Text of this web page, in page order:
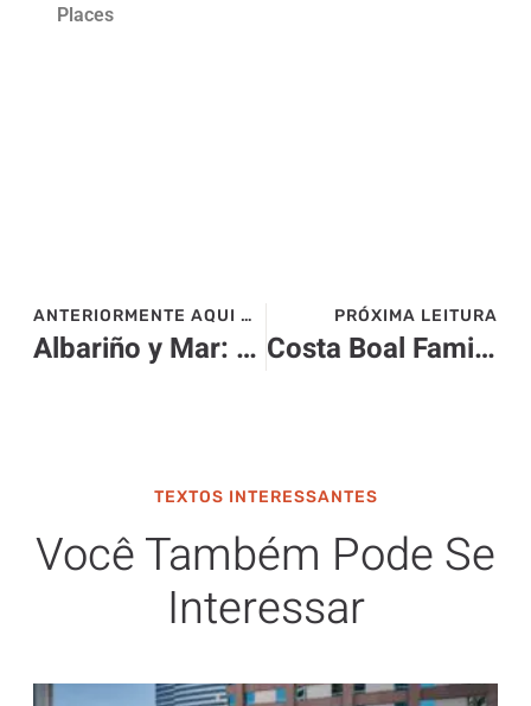
Places
ANTERIORMENTE AQUI NO SITE>>>
Albariño y Mar: Explore Vinhos Excepcionais e Gastronomia Refinada na Costa do Uruguai
PRÓXIMA LEITURA
Costa Boal Family Estates: Vinhos Raros que Contam Histórias
TEXTOS INTERESSANTES
Você Também Pode Se
Interessar